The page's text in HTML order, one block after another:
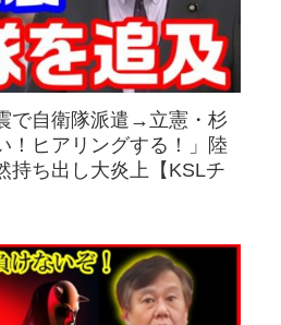
で自衛隊派遣→立憲・杉
！ヒアリングする！」陸
持ち出し大炎上【KSLチ